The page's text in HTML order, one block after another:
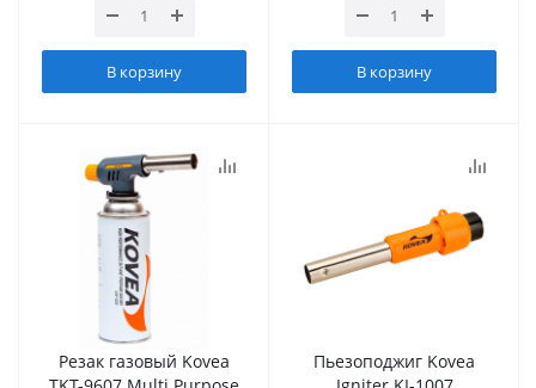
В корзину В корзину
Резак газовый Kovea
Пьезоподжиг Kovea